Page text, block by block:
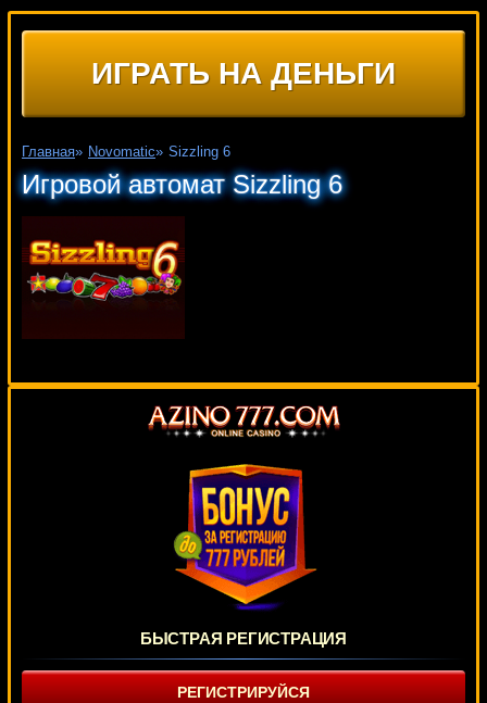
ИГРАТЬ НА ДЕНЬГИ
Главная» Novomatic» Sizzling 6
Игровой автомат Sizzling 6
БЫСТРАЯ РЕГИСТРАЦИЯ
РЕГИСТРИРУЙСЯ